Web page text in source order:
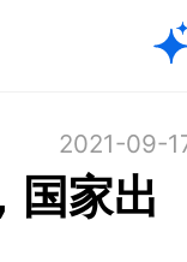
2021-09-
国家出